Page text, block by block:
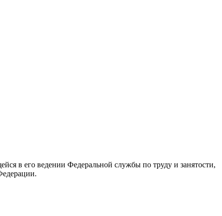
в его ведении Федеральной службы по труду и занятости,